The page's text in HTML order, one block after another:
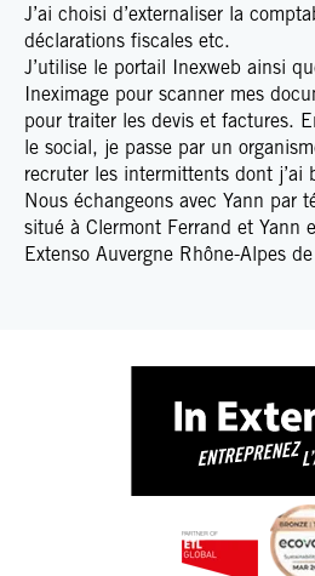
J’ai choisi d’externaliser la
déclarations fiscales etc.
J’utilise le portail Inexweb ainsi
Ineximage pour scanner mes
pour traiter les devis et factures.
le social, je passe par un
recruter les intermittents dont j’ai
Nous échangeons avec Yann par
situé à Clermont Ferrand et Yann
Extenso Auvergne Rhône-Alpes